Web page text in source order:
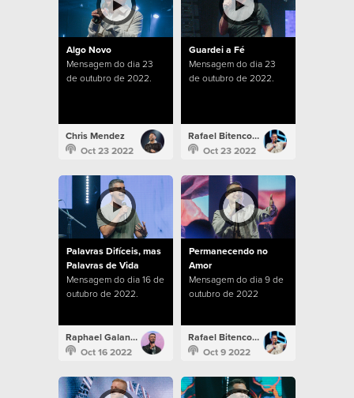
Algo Novo
Mensagem do dia 23
de outubro de 2022.
Chris Mendez
Oct 23 2022
Guardei a Fé
Mensagem do dia 23
de outubro de 2022.
Rafael Bitencourt
Oct 23 2022
Palavras Difíceis, mas
Palavras de Vida
Mensagem do dia 16 de
outubro de 2022.
Raphael Galante
Oct 16 2022
Permanecendo no
Amor
Mensagem do dia 9 de
outubro de 2022
Rafael Bitencourt
Oct 9 2022